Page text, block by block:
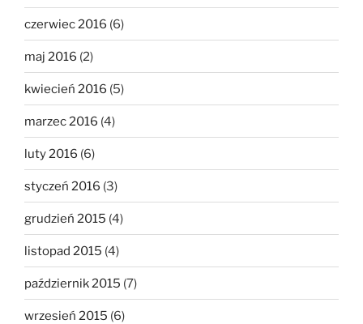
czerwiec 2016 (6)
maj 2016 (2)
kwiecień 2016 (5)
marzec 2016 (4)
luty 2016 (6)
styczeń 2016 (3)
grudzień 2015 (4)
listopad 2015 (4)
październik 2015 (7)
wrzesień 2015 (6)